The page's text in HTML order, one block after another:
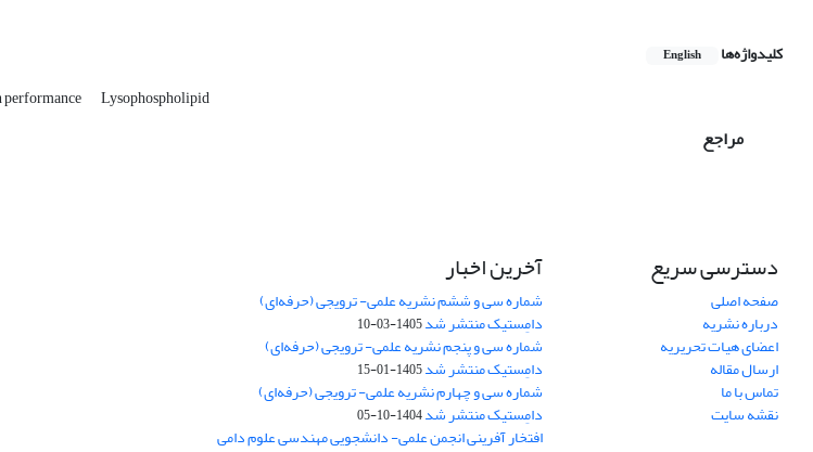
کلیدواژه‌ها English
Lysophospholipid
مراجع
دسترسی سریع
صفحه اصلی
درباره نشریه
اعضای هیات تحریریه
ارسال مقاله
تماس با ما
نقشه سایت
آخرین اخبار
شماره سی و ششم نشریه علمی- ترویجی (حرفه‌ای)
دامِستیک منتشر شد1405-03-10
شماره سی و پنجم نشریه علمی- ترویجی (حرفه‌ای)
دامِستیک منتشر شد1405-01-15
شماره سی و چهارم نشریه علمی- ترویجی (حرفه‌ای)
دامِستیک منتشر شد1404-10-05
افتخار آفرینی انجمن علمی- دانشجویی مهندسی علوم دامی